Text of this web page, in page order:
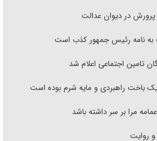
به نامه رئیس جمهور کذب است
تامین اجتماعی اعلام شد
یک باخت راهبردی و مایه شرم بوده است
مرا بر سر داشته باشد
روایت